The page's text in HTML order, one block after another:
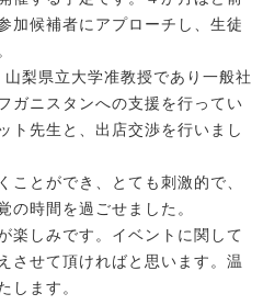
加候補者にアプローチし、生徒
梨県立大学准教授であり一般社
ガニスタンへの支援を行ってい
ト先生と、出店交渉を行いまし
ことができ、とても刺激的で、
の時間を過ごせました。
楽しみです。イベントに関して
させて頂ければと思います。温
します。